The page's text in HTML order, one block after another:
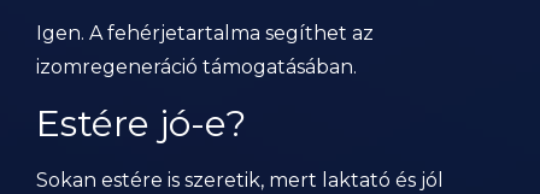
Igen. A fehérjetartalma segíthet az
izomregeneráció támogatásában.
Estére jó-e?
Sokan estére is szeretik, mert laktató és jól